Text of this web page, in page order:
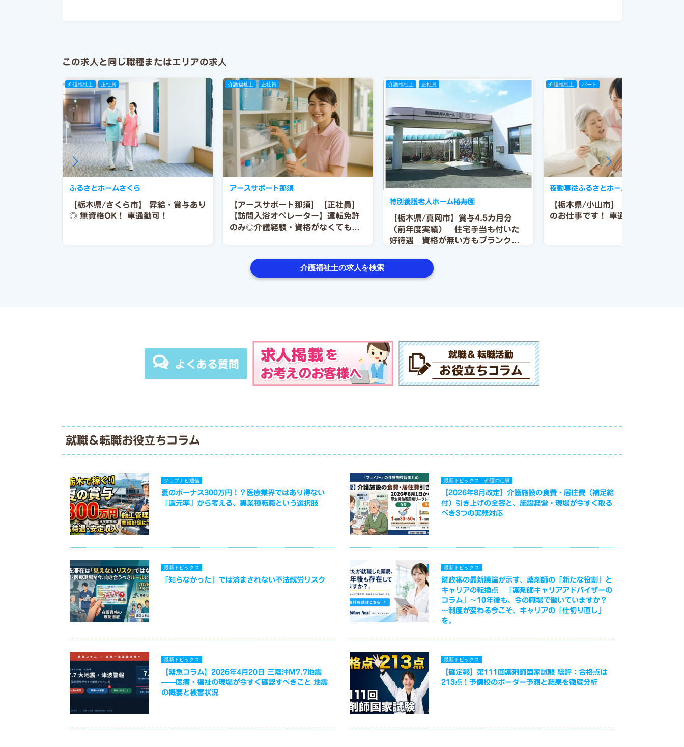
この求人と同じ職種またはエリアの求人
介護福祉士 正社員
【栃木県/さくら市】
昇給・賞与あり
◎ 無資格OK！ 車通勤可！
ふるさとホームさくら
介護福祉士 正社員
【アースサポート那須】【正社員】
【訪問入浴オペレーター】運転免許
のみ◎介護経験・資格がなくても応
アースサポート那須
介護福祉士 正社員
【栃木県/真岡市】賞与4.5カ月分
（前年度実績） 住宅手当も付いた
好待遇 資格が無い方もブランクが
特別養護老人ホーム椿寿園
介護福祉士 パート
【栃木県/小山市】
のお仕事です！
車通勤可
夜勤専従ふるさとホーム小山
介護福祉士の求人を検索
よくある質問
就職＆転職お役立ちコラム
ジョブナビ通信
夏のボーナス300万円！？医療業界ではあり得ない
「還元率」から考える、異業種転職という選択肢
最新トピックス 介護の仕事
【2026年8月改定】介護施設の食費・居住費（補足給
付）引き上げの全容と、施設経営・現場が今すぐ取る
べき3つの実務対応
最新トピックス
「知らなかった」では済まされない不法就労リスク
最新トピックス
財政審の最新議論が示す、薬剤師の「新たな役割」と
キャリアの転換点 「薬剤師キャリアアドバイザーの
コラム」～10年後も、今の職場で働いていますか？
～制度が変わる今こそ、キャリアの「仕切り直し」
を。
最新トピックス
【緊急コラム】2026年4月20日 三陸沖M7.7地震
——医療・福祉の現場が今すぐ確認すべきこと 地震
の概要と被害状況
最新トピックス
【確定報】第111回薬剤師国家試験 総評：合格点は
213点！予備校のボーダー予測と結果を徹底分析